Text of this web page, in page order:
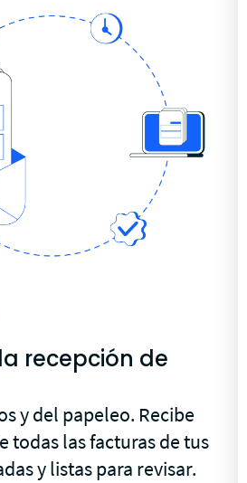
recepción de
y del papeleo. Recibe
todas las facturas de tus
y listas para revisar.